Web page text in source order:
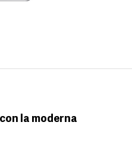
la moderna